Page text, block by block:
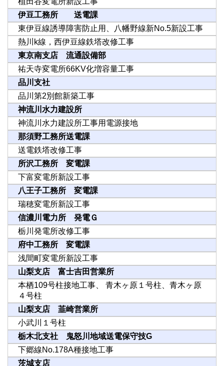
伊豆工務所 送電課
東伊豆線誘導障害防止用、八幡野線新No.5新設工事
熱川k線，西伊豆線鉄塔改修工事
東京南支店 流通設備部
祐天寺変電所66KV化増容量工事
品川支社
品川第2別館新築工事
神流川水力建設所
神流川水力建設所工事用電源接地
那須野工務所送電課
送電鉄塔改修工事
所沢工務所 変電課
下富変電所新設工事
八王子工務所 変電課
瑞穂変電所新設工事
信濃川電力所 発電Ｇ
栃川発電所改修工事
府中工務所 変電課
浅間町変電所新設工事
山梨支店 富士吉田営業所
本栖109号柱接地工事、 青木ヶ原１号柱、青木ヶ原
４号柱
山梨支店 韮崎営業所
小武川１号柱
栃木北支社 鬼怒川地域送電保守技G
下郷線No.178A種接地工事
茨城支店